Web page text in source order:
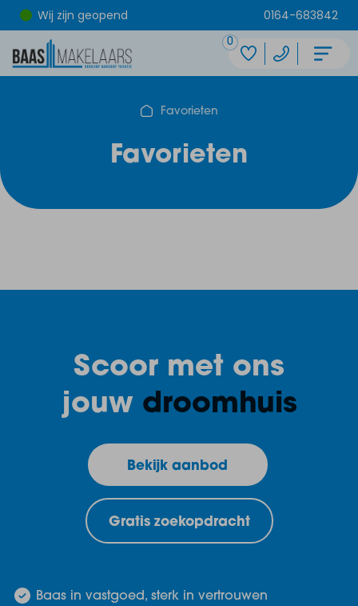
Wij zijn geopend 0164-683842
0
Favorieten
Favorieten
Scoor met ons
jouw droomhuis
Bekijk aanbod
Gratis zoekopdracht
Baas in vastgoed, sterk in vertrouwen